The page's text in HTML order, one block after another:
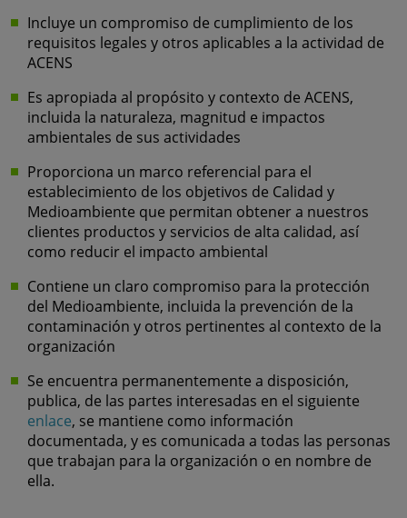
Incluye un compromiso de cumplimiento de los
requisitos legales y otros aplicables a la actividad de
ACENS
Es apropiada al propósito y contexto de ACENS,
incluida la naturaleza, magnitud e impactos
ambientales de sus actividades
Proporciona un marco referencial para el
establecimiento de los objetivos de Calidad y
Medioambiente que permitan obtener a nuestros
clientes productos y servicios de alta calidad, así
como reducir el impacto ambiental
Contiene un claro compromiso para la protección
del Medioambiente, incluida la prevención de la
contaminación y otros pertinentes al contexto de la
organización
Se encuentra permanentemente a disposición,
publica, de las partes interesadas en el siguiente
enlace, se mantiene como información
documentada, y es comunicada a todas las personas
que trabajan para la organización o en nombre de
ella.